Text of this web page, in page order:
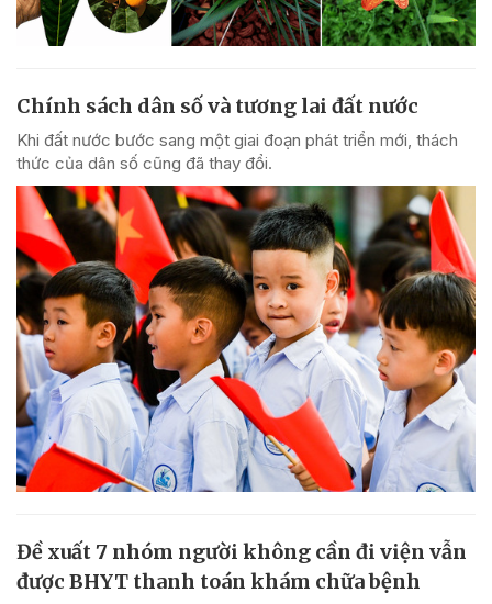
Chính sách dân số và tương lai đất nước
Khi đất nước bước sang một giai đoạn phát triển mới, thách
thức của dân số cũng đã thay đổi.
Đề xuất 7 nhóm người không cần đi viện vẫn
được BHYT thanh toán khám chữa bệnh